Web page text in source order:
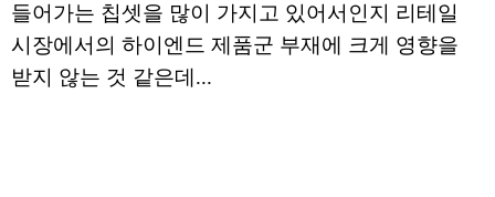
들어가는 칩셋을 많이 가지고 있어서인지 리테일
시장에서의 하이엔드 제품군 부재에 크게 영향을
받지 않는 것 같은데...